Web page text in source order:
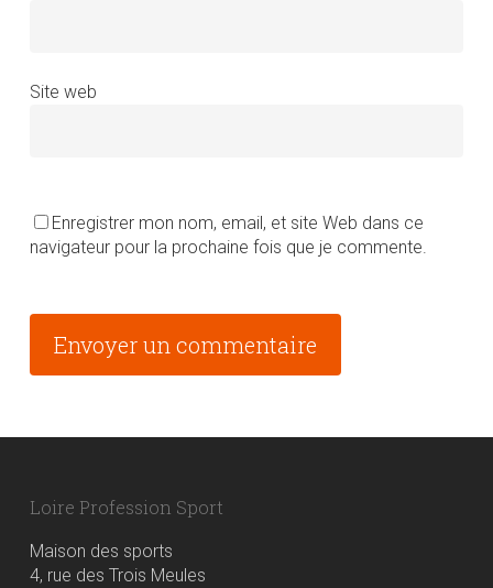
Site web
Enregistrer mon nom, email, et site Web dans ce
navigateur pour la prochaine fois que je commente.
Loire Profession Sport
Maison des sports
4, rue des Trois Meules